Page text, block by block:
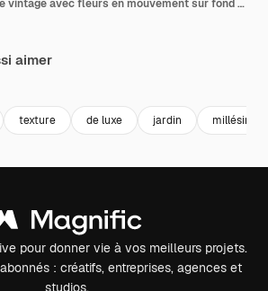
Gros plan cadre vintage avec fleurs en mouvement sur fond de mariage 10
aimer
texture de luxe jardin millésime
pour donner vie à vos meilleurs projets.
: créatifs, entreprises, agences et
studios.